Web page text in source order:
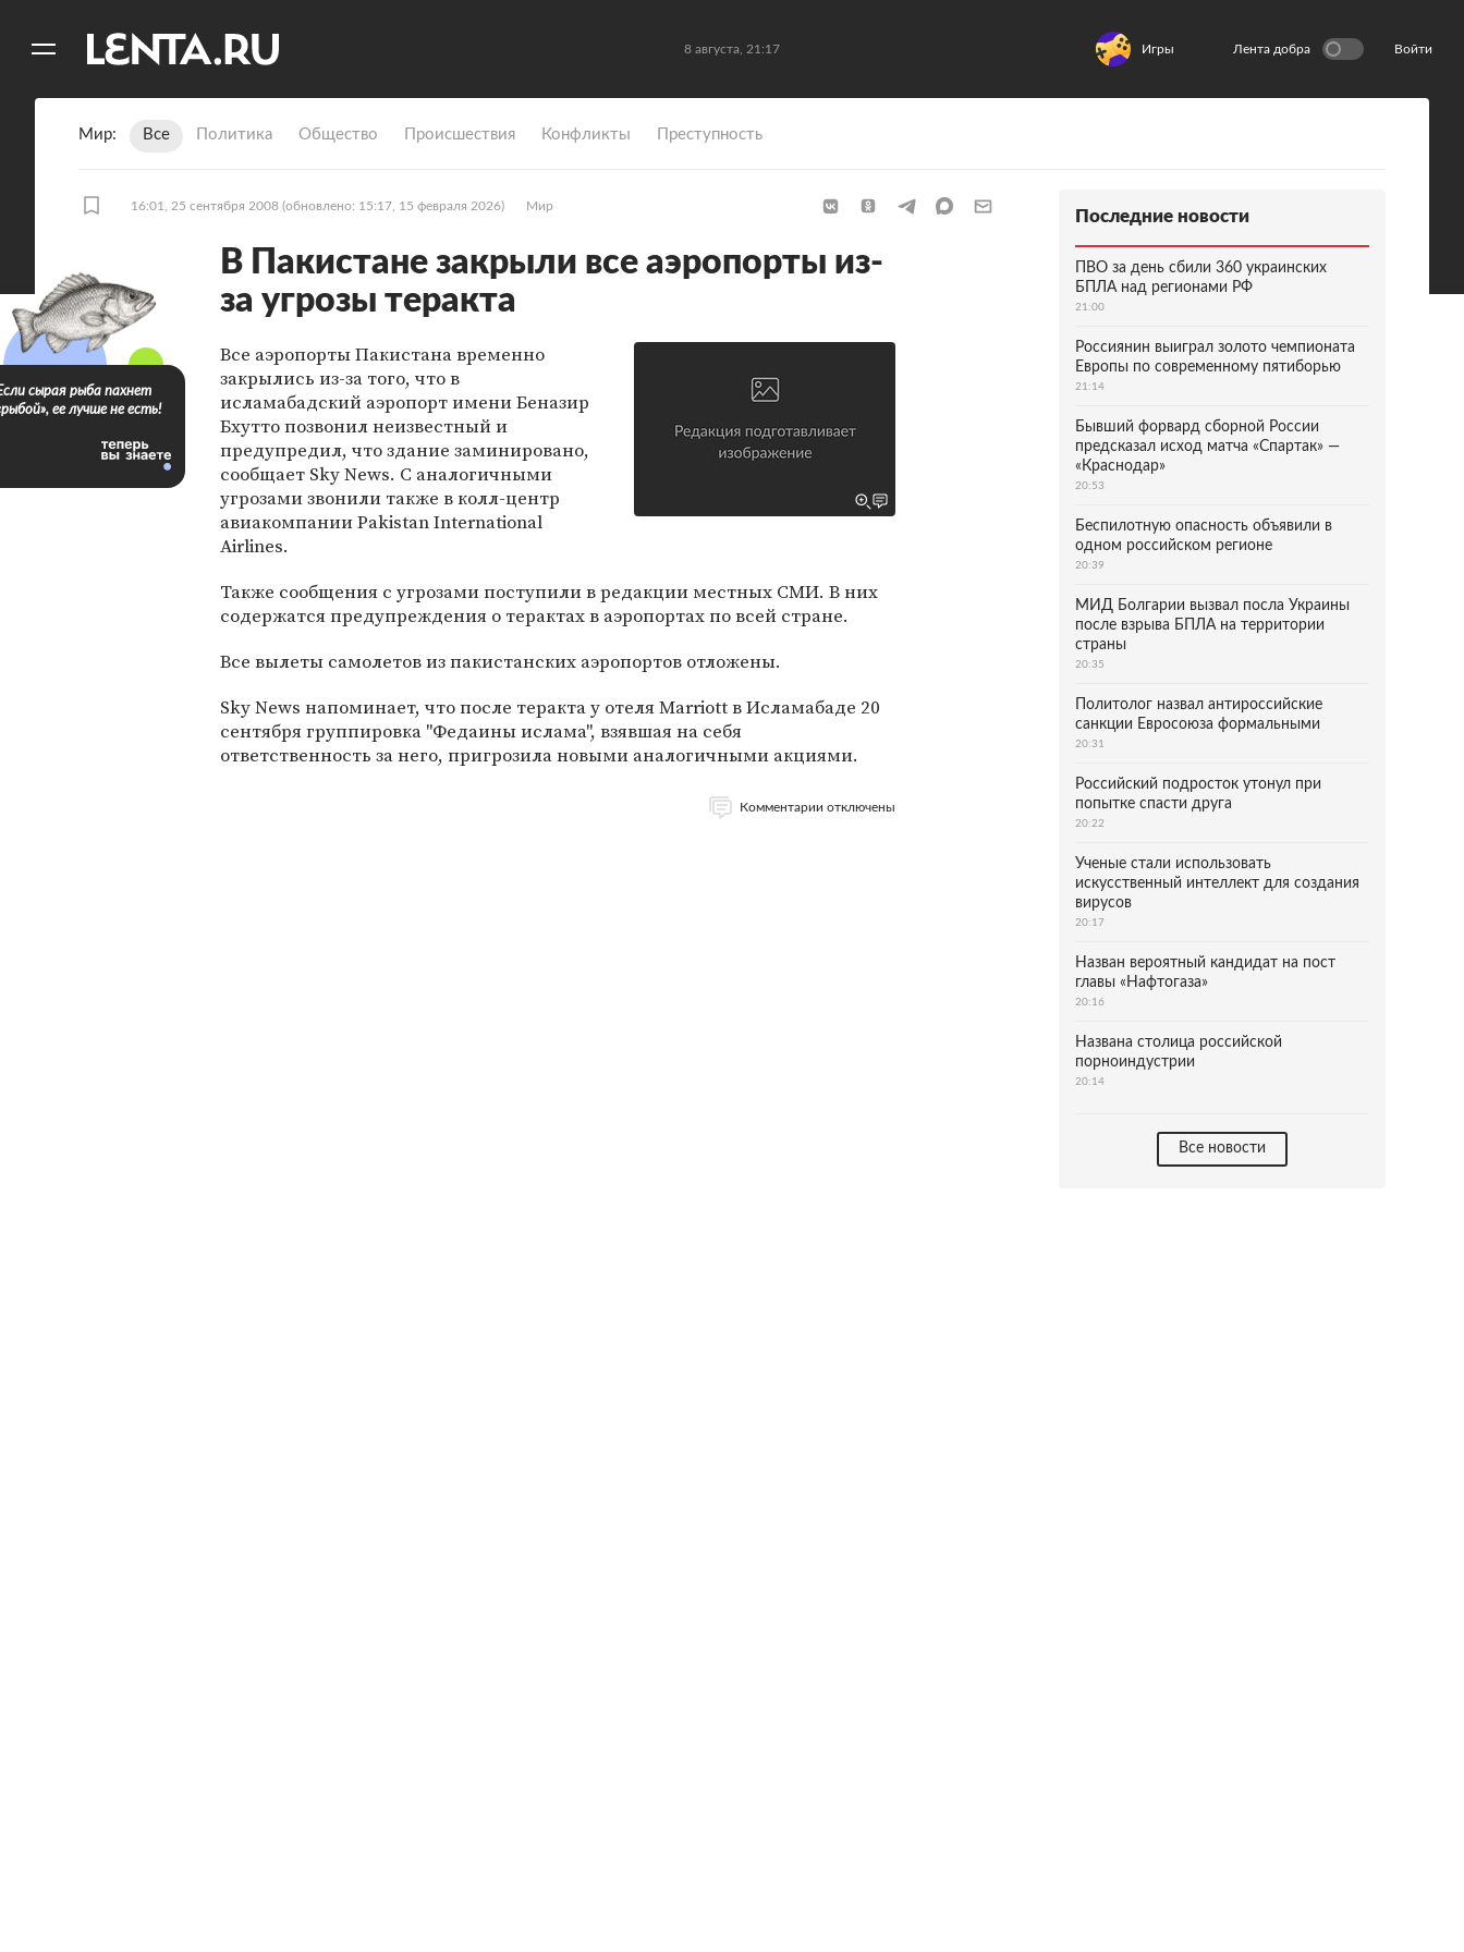
8 августа, 21:17 Игры Лента добра Войти
Мир Все Политика Общество Происшествия Конфликты Преступность
16:01, 25 сентября 2008 (обновлено: 15:17, 15 февраля 2026) Мир
В Пакистане закрыли все аэропорты из-
за угрозы теракта
Все аэропорты Пакистана временно
закрылись из-за того, что в
исламабадский аэропорт имени Беназир
Бхутто позвонил неизвестный и
предупредил, что здание заминировано,
сообщает Sky News. С аналогичными
угрозами звонили также в колл-центр
авиакомпании Pakistan International
Airlines.
Также сообщения с угрозами поступили в редакции местных СМИ. В них
содержатся предупреждения о терактах в аэропортах по всей стране.
Все вылеты самолетов из пакистанских аэропортов отложены.
Sky News напоминает, что после теракта у отеля Marriott в Исламабаде 20
сентября группировка "Федаины ислама", взявшая на себя
ответственность за него, пригрозила новыми аналогичными акциями.
Комментарии отключены
сырая рыба пахнет
ее лучше не есть!
Последние новости
ПВО за день сбили 360 украинских
БПЛА над регионами РФ
21:00
Россиянин выиграл золото чемпионата
Европы по современному пятиборью
21:14
Бывший форвард сборной России
предсказал исход матча «Спартак» —
«Краснодар»
20:53
Беспилотную опасность объявили в
одном российском регионе
20:39
МИД Болгарии вызвал посла Украины
после взрыва БПЛА на территории
страны
20:35
Политолог назвал антироссийские
санкции Евросоюза формальными
20:31
Российский подросток утонул при
попытке спасти друга
20:22
Ученые стали использовать
искусственный интеллект для создания
вирусов
20:17
Назван вероятный кандидат на пост
главы «Нафтогаза»
20:16
Названа столица российской
порноиндустрии
20:14
Все новости